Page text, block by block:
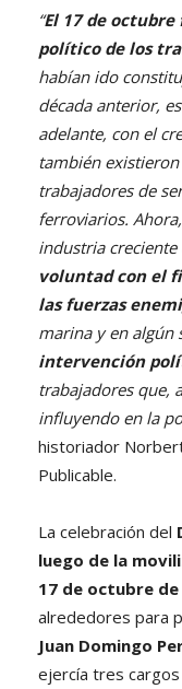
“El 17 de
político de los
habían ido
década anterior,
adelante, con el
también
trabajadores de
ferroviarios.
industria
voluntad con el
las fuerzas
marina y en algún
intervención
trabajadores que,
influyendo en la
historiador
Publicable.
La celebración del
luego de la
17 de octubre de
alrededores para
Juan Domingo
ejercía tres